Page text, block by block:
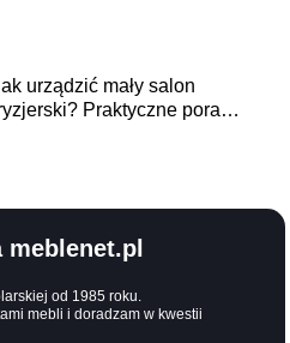
urządzić mały salon
Praktyczne porady
meblenet.pl
od 1985 roku.
mebli i doradzam w kwestii